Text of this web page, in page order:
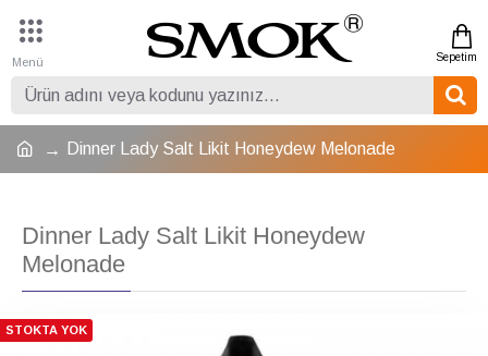
Dinner Lady Salt Likit Honeydew Melonade
Dinner Lady Salt Likit Honeydew
Melonade
STOKTA YOK